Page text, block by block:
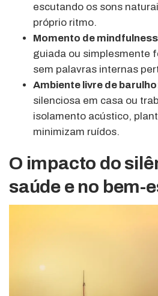
escutando os sons
próprio ritmo.
Momento de
guiada ou simplesmente
sem palavras internas
Ambiente livre de
silenciosa em casa ou
isolamento acústico,
minimizam ruídos.
O impacto do
saúde e no bem-